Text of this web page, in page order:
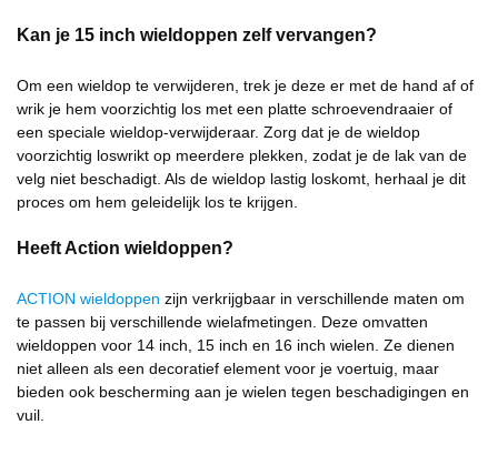
Kan je 15 inch wieldoppen zelf vervangen?
Om een wieldop te verwijderen, trek je deze er met de hand af of
wrik je hem voorzichtig los met een platte schroevendraaier of
een speciale wieldop-verwijderaar. Zorg dat je de wieldop
voorzichtig loswrikt op meerdere plekken, zodat je de lak van de
velg niet beschadigt. Als de wieldop lastig loskomt, herhaal je dit
proces om hem geleidelijk los te krijgen.
Heeft Action wieldoppen?
ACTION wieldoppen zijn verkrijgbaar in verschillende maten om
te passen bij verschillende wielafmetingen. Deze omvatten
wieldoppen voor 14 inch, 15 inch en 16 inch wielen. Ze dienen
niet alleen als een decoratief element voor je voertuig, maar
bieden ook bescherming aan je wielen tegen beschadigingen en
vuil.